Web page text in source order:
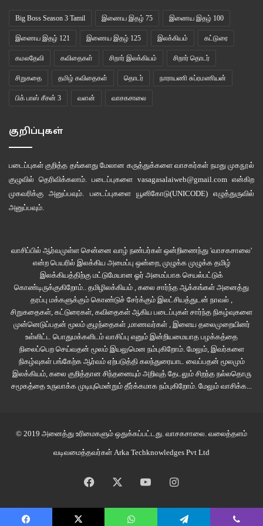
கதையில் வருகிற தாய் அப்பூதத்தால் ஆட்கொள்ளப்பட்டு தனது மகனையே
குத்திக் கொல்வதைப் போல தனது வாழ்க்கையிலும் நடந்து விடுமோவெனும்
எண்ணங்கள் உருவாக்கிய வதைமுகாமின் ஒற்றை கைதியாக தன்னையே தான்
துன்புறுத்திக் கொள்கிற அவல நிலைக்கு ஆளாகிறாள். எது நடந்தாலும்,
எப்போதும் தன் மகன் மீதான பிரியம் குறையாத அவள், இப்போது அவன்
பிரபஞ்சத்தின் சக மனுஷியாகவே பேதலித்துப் போயிருக்கும் தன் தாயை
பாவிக்கிறான். உண்மை, மாயத்திற்கு இடையேயான வேறுபாட்டை பிரித்துணரும்
ஆர்வம் அவனுக்கு இல்லை என்பது அமேலியாவின் பயங்களை இன்னும்
வளர்த்தெடுக்கவே செய்கிறது. தாயும் மகனும் இணைந்து மீள வழியில்லாத
பயமெனும் பெரும் புதைகுழிக்குள் மெல்ல அமிழத் துவங்குகிறார்கள்.
தன்னை பாபாடூக் ஆட்கொள்வதாகவும், அவன் நினைத்திருக்கும் நாசத்தை
தன்னை ஒரு கருவியாக்கி விளைவிக்க முனைவதாகவும் தீர்க்கமாக நம்புகிறாள்.
அடுத்தடுத்து தனக்குள் நிகழும் மாற்றங்களாய் அவள் உணர்பவை அதனை உறுதி
செய்கிறதாகவே இருக்கிறது. அவளது பகுத்தறிவு இது எல்லாம் தனது
இழுக்கிறது. கோபாவேசத்தில் தனது நனவிலியில் ஆழப்படிந்திருந்த தனது மகன்
அயர்ந்து போகிறாள்.
அவ்வீட்டின் நிலவறை ஒரு வகையில் நேரடியாக அமேலியாவின் நனவிலியின்
வைத்திருக்கிறாள். அவள் கண்முன்னே அது பிரம்மாண்ட உருவெடுத்து
Big Boss Season 3 Tamil இணைய இதழ் 75 இணைய இதழ் 100
இணைய இதழ் 121 இணைய இதழ் 125 இலக்கியம் கட்டுரை
கமலதேவி கவிதைகள் சிறார் இலக்கியம் சிறார் தொடர்
சிறுகதை தமிழ் கவிதைகள் தொடர் நாராயணி சுப்ரமணியன்
பிக் பாஸ் சீசன் 3 வளன் வாசகசாலை
குறிப்புகள்
படைப்புகள் குறித்த தங்களது மேலான கருத்துக்களை வாசகர்கள் நமது முகநூல்
குழுவில் தெரிவிக்கலாம். படைப்புகளை vasagasalaiweb@gmail.com என்கிற
முகவரிக்கு அனுப்பவும். படைப்புகளை யூனிகோடு(UNICODE)எழுத்துருவில்
அனுப்பவும்.
வாசிப்பில் ஆர்வமுள்ள சென்னை வாழ் நண்பர்கள் ஒன்றிணைந்து 'வாசகசாலை'
என்ற பெயரில் இலக்கிய அமைப்பு ஒன்றை, முழுக்க முழுக்க தமிழ்
இலக்கியத்திற்கு மட்டுமேயான ஓர் அமைப்பாக செயல்பட்டுக்
கொண்டிருக்குகிறோம்.. தமிழிலக்கியம் , கலை சார்ந்த ஆக்கங்கள் அனைத்து
தரப்பு மக்களுக்கும் கொண்டுச் சேர்க்கும் இலட்சியத்துடன் நாவல் ,
சிறுகதைகள், கட்டுரைகள், கவிதைகள் ஆகிய படைப்புகள் சார்ந்த நிகழ்வுகளை
முன்னெடுப்பதன் மூலம் குழந்தைகள் ,மாணவர்கள் , இளைய தலைமுறையினர்
உள்ளிட்ட பொதுமக்களிடம் வாசிப்பு எனும் இன்றியமையாத பழக்கத்தை
நிலைப்பெற செய்வதன் மூலம் இயலுமென நம்புகிறோம். மேலும், இவர்களை
நிகழ்வுகள் பங்கேற்க ஆர்வம் ஏற்படுத்தி கலந்துரையாட வைப்பதன் மூலமும்
இலக்கியம், கலை குறித்தான சிந்தனையும் அறிவுத் தேடலும் சிறந்த நல்லதொரு
சமூகத்தை உருவாக்க முடியுமென்றும் தீர்க்கமாக நம்புகிறோம். மேலும் வாசிக்க...
© 2019 அனைத்து உரிமைகளும் ஒதுக்கப்பட்டது. வாசகசாலை . வலைத்தளம்
வடிவமைத்தவர்கள் Arka Techknowledges Pvt Ltd
Facebook YouTubeInstagram